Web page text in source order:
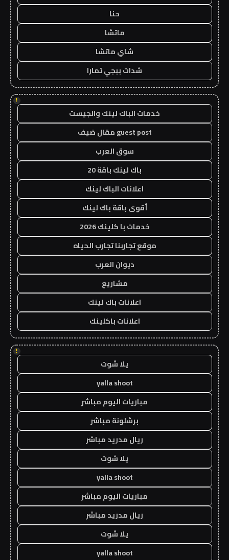
حنا
ماتشا
شاي ماتشا
شدات ببجي تمارا
!
خدمات الباك لينك والجيست
guest post مقال ضيف
سوق العرب
باك لينك باقة 20
اعلانات الباك لينك
أقوى باقة باك لينك
خدمات با كلينك 2026
موقع تجاربنا تجارب الحياه
ديوان العرب
مشاريع
اعلانات باك لينك
اعلانات باكلينك
!
يلا شوت
yalla shoot
مباريات اليوم مباشر
برشلونة مباشر
ريال مدريد مباشر
يلا شوت
yalla shoot
مباريات اليوم مباشر
ريال مدريد مباشر
يلا شوت
yalla shoot